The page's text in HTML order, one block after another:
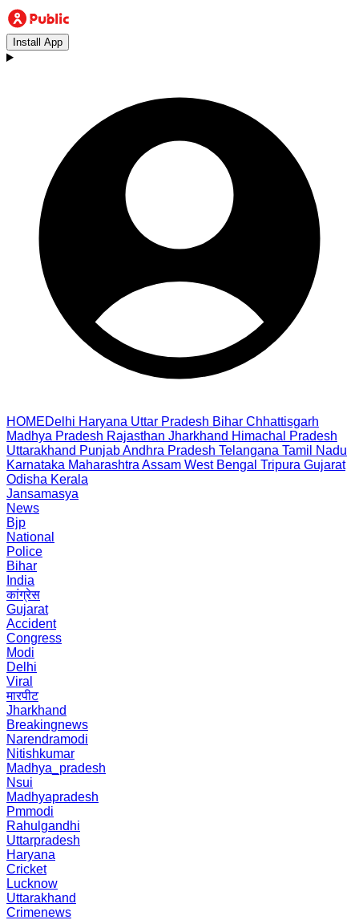
Install App
HOMEDelhi Haryana Uttar Pradesh Bihar Chhattisgarh
Madhya Pradesh Rajasthan Jharkhand Himachal Pradesh
Uttarakhand PunjabAndhra Pradesh Telangana Tamil Nadu
Karnataka Maharashtra Assam West Bengal Tripura Gujarat
Odisha Kerala
Jansamasya
News
Bjp
National
Police
Bihar
India
कांग्रेस
Gujarat
Accident
Congress
Modi
Delhi
Viral
मारपीट
Jharkhand
Breakingnews
Narendramodi
Nitishkumar
Madhya_pradesh
Nsui
Madhyapradesh
Pmmodi
Rahulgandhi
Uttarpradesh
Haryana
Cricket
Lucknow
Uttarakhand
Crimenews